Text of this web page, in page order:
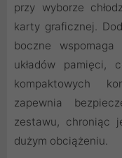
przy wyborze
karty graficznej.
boczne
układów
kompaktowych
zapewnia
zestawu, chroniąc
dużym obciążeniu.